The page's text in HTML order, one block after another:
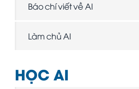
Báo chí viết về AI
Làm chủ AI
HỌC AI